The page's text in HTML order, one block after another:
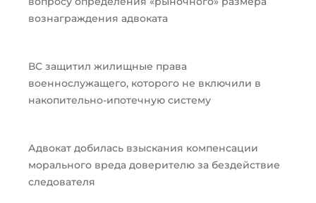
вознаграждения адвоката
ВС защитил жилищные права
военнослужащего, которого не включили в
накопительно-ипотечную систему
Адвокат добилась взыскания компенсации
морального вреда доверителю за бездействие
следователя